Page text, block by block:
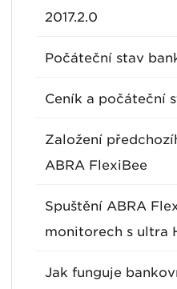
2017.2.0
Počáteční stav
Ceník a počáteční
Založení
ABRA FlexiBee
Spuštění ABRA
monitorech s ultra
Jak funguje